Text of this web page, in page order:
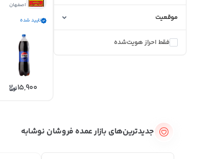
موقعیت
فقط احراز هویت‌شده
اصفهان
تایید شده
15,900
جدیدترین‌های بازار عمده فروشان نوشابه